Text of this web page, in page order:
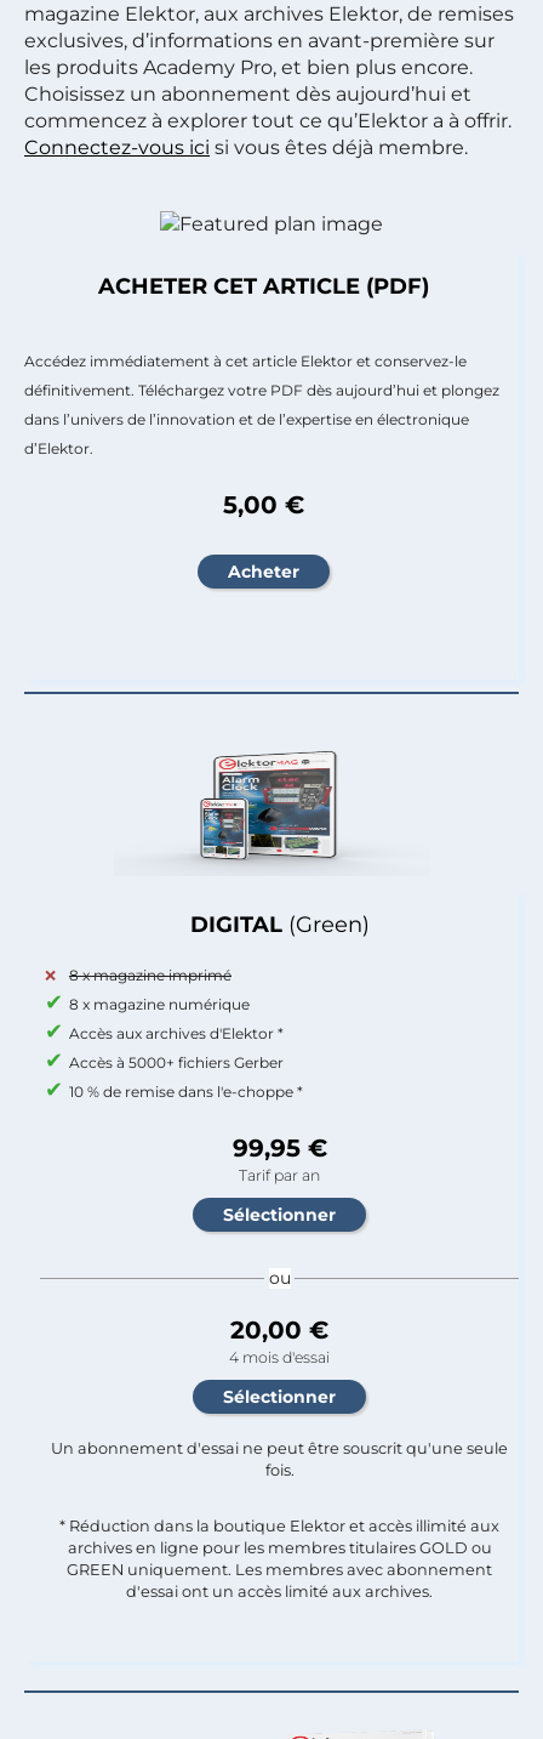
magazine Elektor, aux archives Elektor, de remises
exclusives, d’informations en avant-première sur
les produits Academy Pro, et bien plus encore.
Choisissez un abonnement dès aujourd’hui et
commencez à explorer tout ce qu’Elektor a à offrir.
Connectez-vous ici si vous êtes déjà membre.
DIGITAL (Green)
8 x magazine imprimé
8 x magazine numérique
Accès aux archives d'Elektor *
Accès à 5000+ fichiers Gerber
10 % de remise dans l'e-choppe *
99,95 €
Tarif par an
ou
20,00 €
4 mois d'essai
Un abonnement d'essai ne peut être souscrit qu'une seule
fois.​
* Réduction dans la boutique Elektor et accès illimité aux
archives en ligne pour les membres titulaires GOLD ou
GREEN uniquement. Les membres avec abonnement
d'essai ont un accès limité aux archives.
ACHETER CET ARTICLE (PDF)
Accédez immédiatement à cet article Elektor et conservez-le
définitivement. Téléchargez votre PDF dès aujourd’hui et plongez
dans l’univers de l’innovation et de l’expertise en électronique
d’Elektor.
5,00 €